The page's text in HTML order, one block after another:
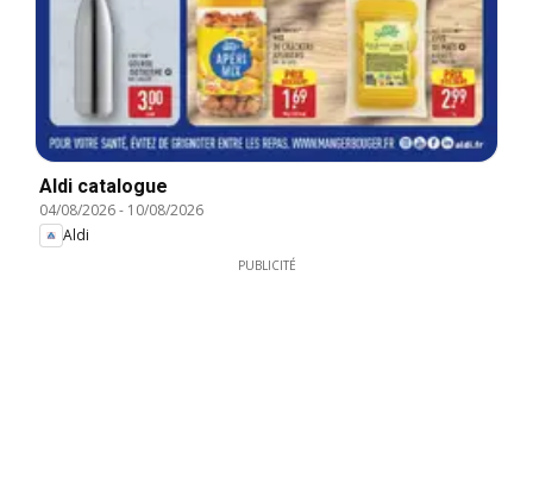
Aldi catalogue
04/08/2026- 10/08/2026
Aldi
PUBLICITÉ